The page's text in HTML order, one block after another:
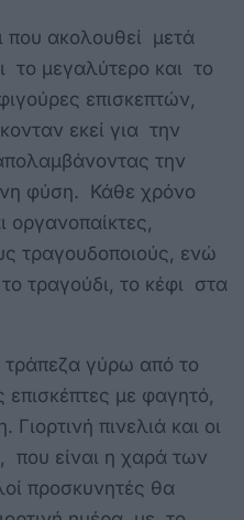
που ακολουθεί μετά
το μεγαλύτερο και το
επισκεπτών,
εκεί για την
την
φύση. Κάθε χρόνο
οργανοπαίκτες,
τραγουδοποιούς, ενώ
τραγούδι, το κέφι στα
γύρω από το
επισκέπτες με φαγητό,
πινελιά και οι
που είναι η χαρά των
προσκυνητές θα